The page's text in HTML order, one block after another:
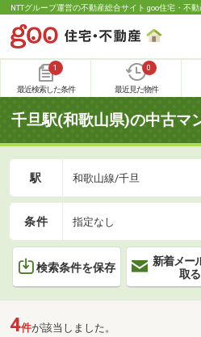
NTTグループ運営の不動産総合サイト goo住宅・不動
1
最近検索した条件
0
最近見た物件
千旦駅(和歌山県)の中古マ
駅 和歌山線/千旦
条件 指定なし
検索条件を保存
新着メー
取る
4件が該当しました。